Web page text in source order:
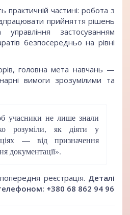
практичній частині: робота з
прийняття рішень
застосуванням
безпосередньо на рівні
головна мета навчань —
вимоги зрозумілими та
учасники не лише знали
розуміли, як діяти у
— від призначення
документації».
реєстрація. Деталі
+380 68 862 94 96